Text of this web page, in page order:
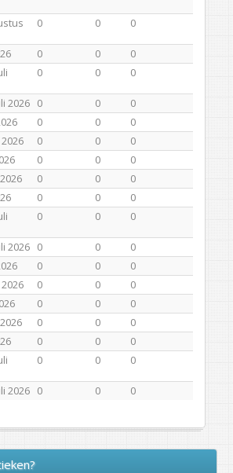
0 0 0
0 0
0
0 0 0
2026 0 0
0
0 0
0
0 0
0
0 0
0
0 0
0
0 0
0
0 0 0
2026 0 0
0
0 0
0
0 0
0
0 0
0
0 0
0
0 0
0
0 0 0
2026 0 0 0